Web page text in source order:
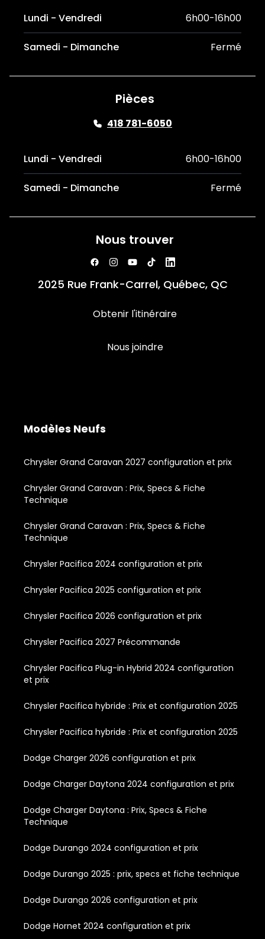
Lundi - Vendredi 6h00-16h00
Samedi - Dimanche Fermé
Pièces
418 781-6050
Lundi - Vendredi 6h00-16h00
Samedi - Dimanche Fermé
Nous trouver
2025 Rue Frank-Carrel, Québec, QC
Obtenir l'itinéraire
Nous joindre
Modèles Neufs
Chrysler Grand Caravan 2027 configuration et prix
Chrysler Grand Caravan : Prix, Specs & Fiche
Technique
Chrysler Grand Caravan : Prix, Specs & Fiche
Technique
Chrysler Pacifica 2024 configuration et prix
Chrysler Pacifica 2025 configuration et prix
Chrysler Pacifica 2026 configuration et prix
Chrysler Pacifica 2027 Précommande
Chrysler Pacifica Plug-in Hybrid 2024 configuration
et prix
Chrysler Pacifica hybride : Prix et configuration 2025
Chrysler Pacifica hybride : Prix et configuration 2025
Dodge Charger 2026 configuration et prix
Dodge Charger Daytona 2024 configuration et prix
Dodge Charger Daytona : Prix, Specs & Fiche
Technique
Dodge Durango 2024 configuration et prix
Dodge Durango 2025 : prix, specs et fiche technique
Dodge Durango 2026 configuration et prix
Dodge Hornet 2024 configuration et prix